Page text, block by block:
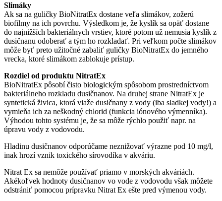
Slimáky
Ak sa na guličky BioNitratEx dostane veľa slimákov, zožerú
biofilmy na ich povrchu. Výsledkom je, že kyslík sa opäť dostane
do najnižších bakteriálnych vrstiev, ktoré potom už nemusia kyslík z
dusičnanu odoberať a tým ho rozkladať. Pri veľkom počte slimákov
môže byť preto užitočné zabaliť guličky BioNitratEx do jemného
vrecka, ktoré slimákom zablokuje prístup.
Rozdiel od produktu NitratEx
BioNitratEx pôsobí čisto biologickým spôsobom prostredníctvom
bakteriálneho rozkladu dusičnanov. Na druhej strane NitratEx je
syntetická živica, ktorá viaže dusičnany z vody (iba sladkej vody!) a
vymieňa ich za neškodný chlorid (funkcia iónového výmenníka).
Výhodou tohto systému je, že sa môže rýchlo použiť napr. na
úpravu vody z vodovodu.
Hladinu dusičnanov odporúčame neznižovať výrazne pod 10 mg/l,
inak hrozí vznik toxického sírovodíka v akváriu.
Nitrat Ex sa nemôže používať priamo v morských akváriách.
Akékoľvek hodnoty dusičnanov vo vode z vodovodu však môžete
odstrániť pomocou prípravku Nitrat Ex ešte pred výmenou vody.